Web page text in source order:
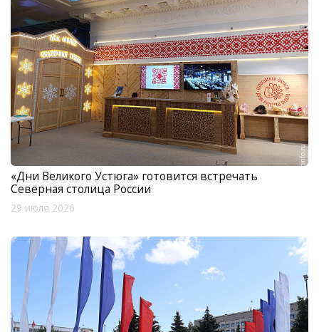
«Дни Великого Устюга» готовится встречать
Северная столица России
29 июля 2026